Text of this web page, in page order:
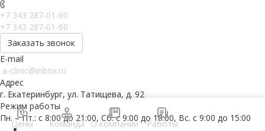
+7 343 287-01-60
+7 343 287-01-60
Заказать звонок
E-mail
a-clinic@inbox.ru
Адрес
г. Екатеринбург, ул. Татищева, д. 92
Режим работы
Пн. – Пт.: с 8:00 до 21:00, Сб. с 9:00 до 18:00, Вс. с 9:00 до 15:00
Цены Команда О компании Работы